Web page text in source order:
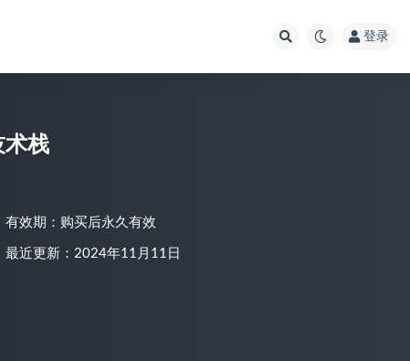
登录
术栈
有效期：购买后永久有效
最近更新：2024年11月11日